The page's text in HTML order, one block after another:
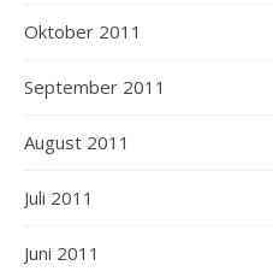
Oktober 2011
September 2011
August 2011
Juli 2011
Juni 2011